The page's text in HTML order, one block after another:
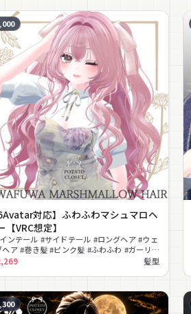
6Avatar対応】ふわふわマシュマロヘ
【VRC想定】
ンテール #サイドテール #ロングヘア #ウェ
ヘア #巻き髪 #ピンク髪 #ふわふわ #ガーリ
わいい #リボン
髪型